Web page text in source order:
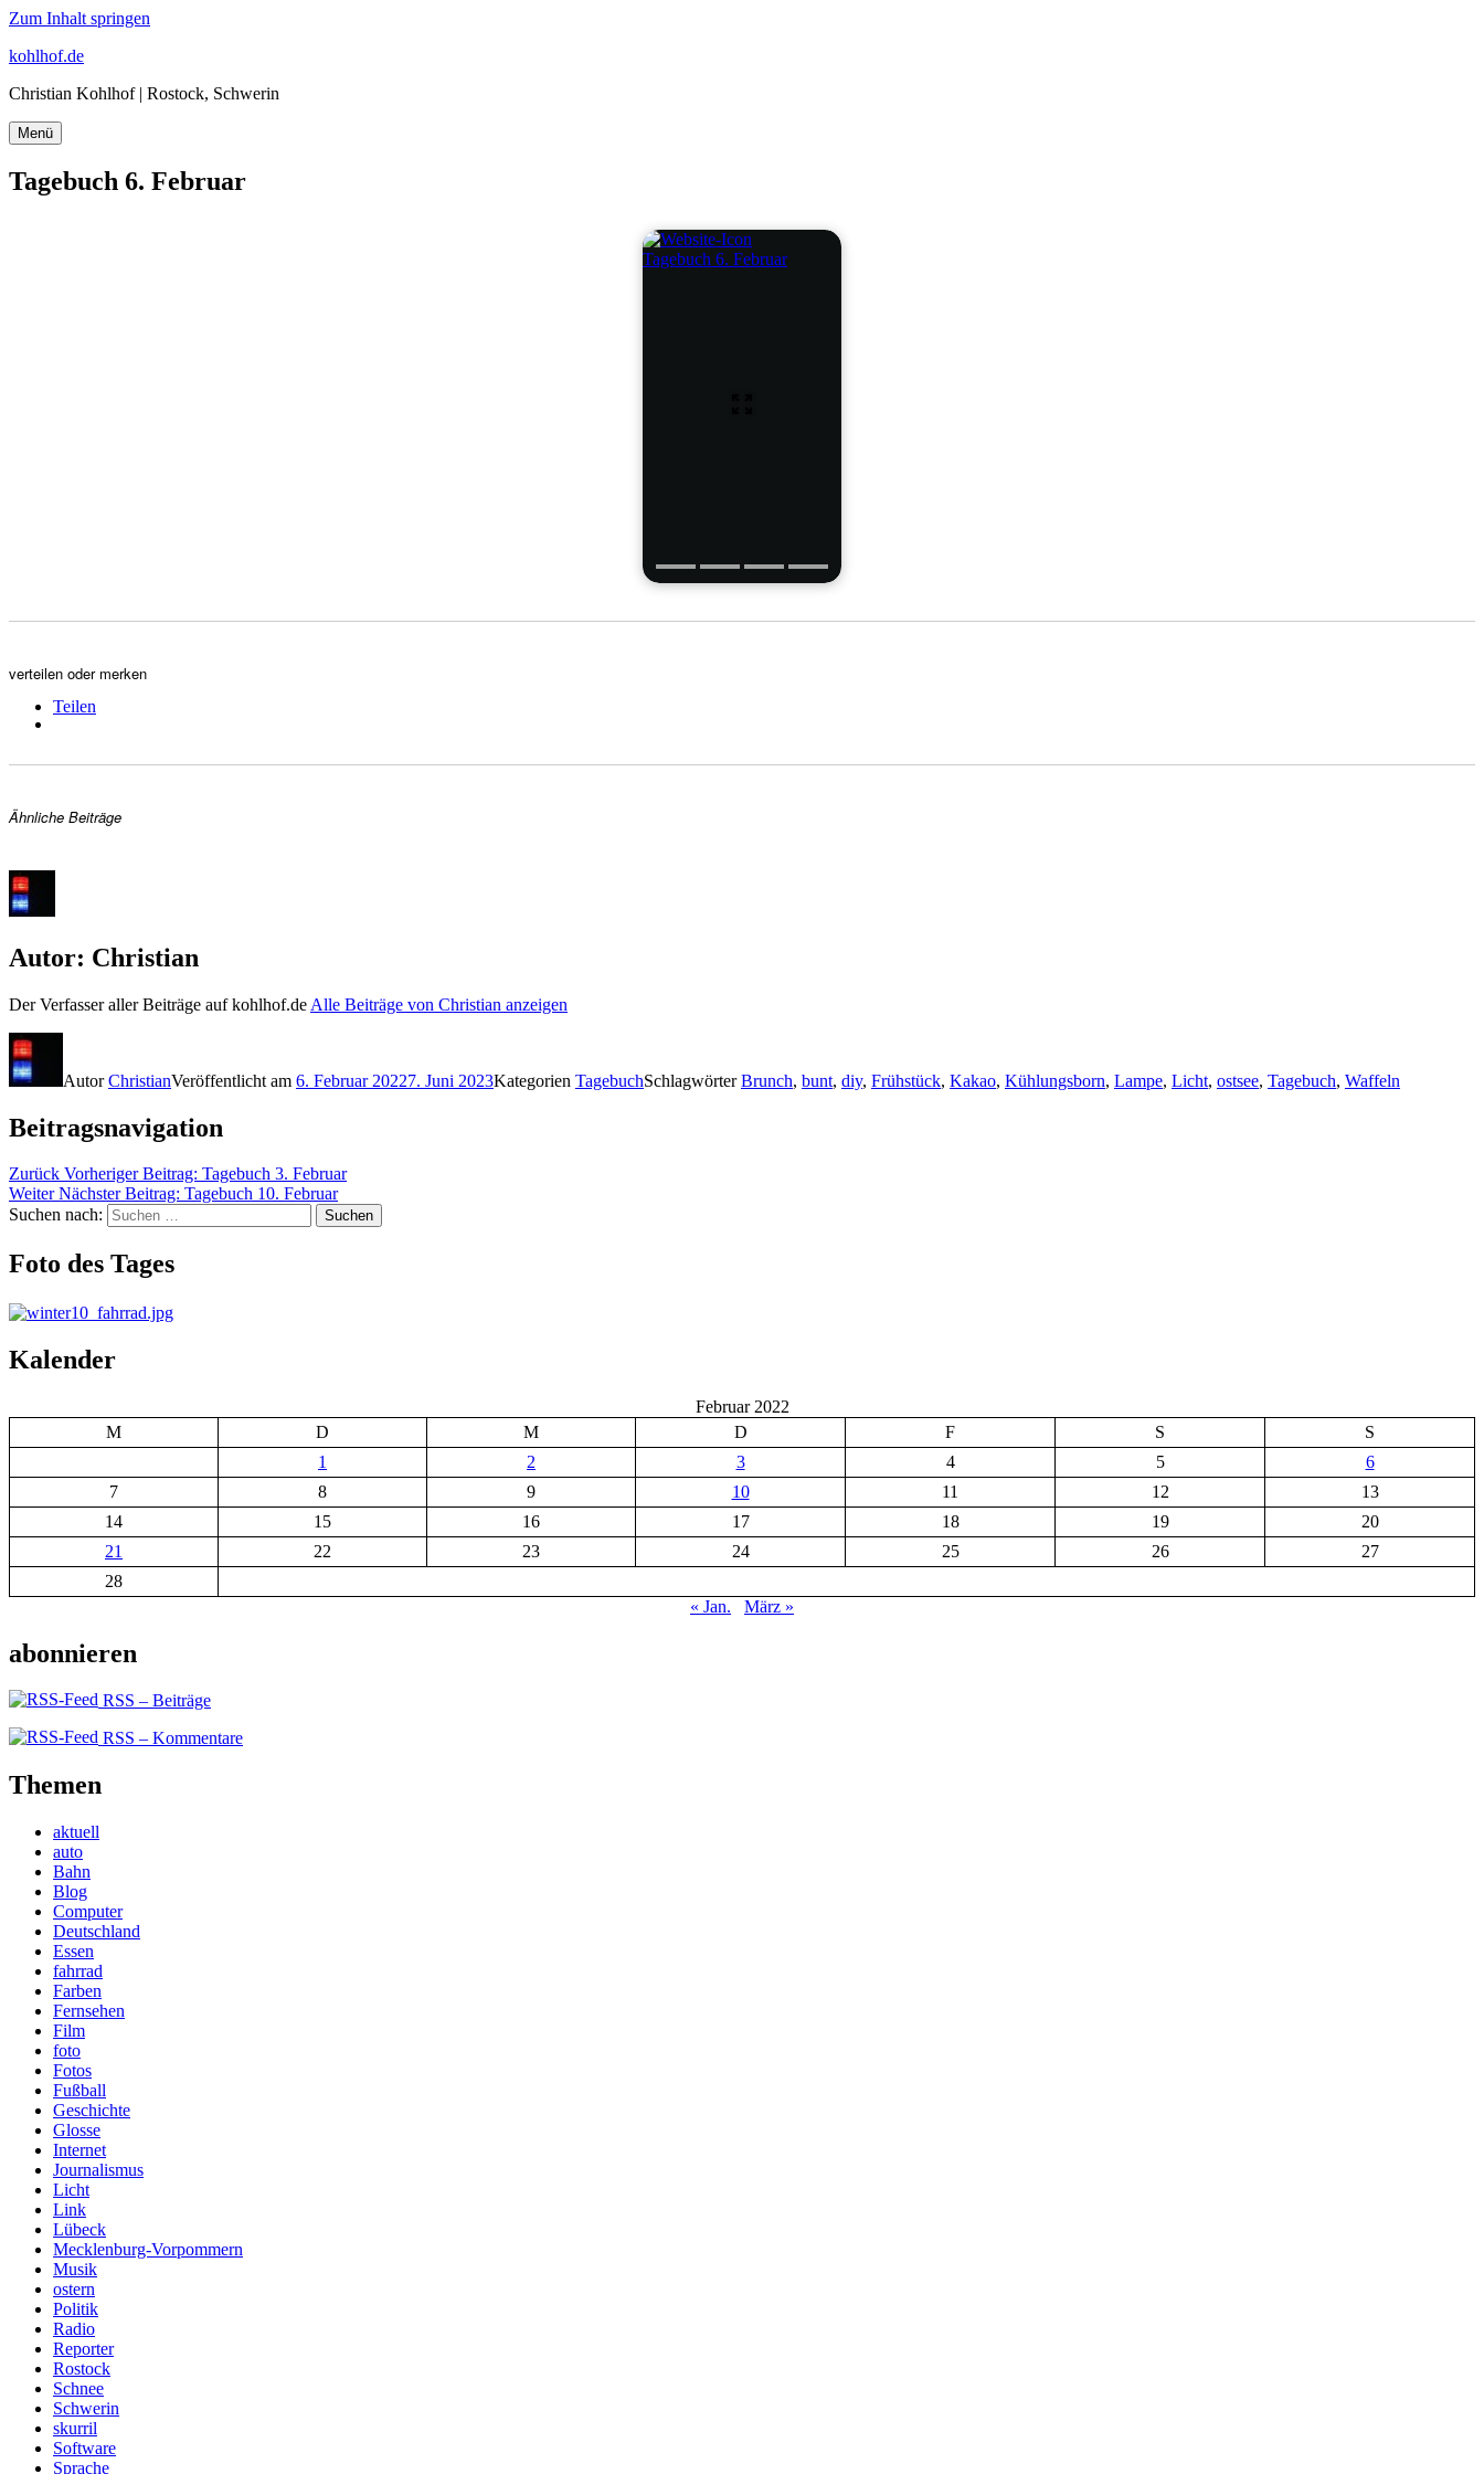
Zum Inhalt springen
kohlhof.de
Christian Kohlhof | Rostock, Schwerin
Menü
Tagebuch 6. Februar
Tagebuch 6. Februar
verteilen oder merken
Teilen
Ähnliche Beiträge
Autor: Christian
Der Verfasser aller Beiträge auf kohlhof.de Alle Beiträge von Christian anzeigen
AutorChristianVeröffentlicht am 6. Februar 20227. Juni 2023Kategorien TagebuchSchlagwörterBrunch, bunt, diy, Frühstück, Kakao, Kühlungsborn, Lampe, Licht, ostsee, Tagebuch, Waffeln
Beitragsnavigation
Zurück Vorheriger Beitrag: Tagebuch 3. Februar
Weiter Nächster Beitrag: Tagebuch 10. Februar
Suchen nach:
Suchen
Foto des Tages
Kalender
Februar 2022
M
D M D F S
S
1
2 3 4 5
6
7
8 9 10 11 12
13
14
15 16 17 18 19
20
21
22 23 24 25 26
27
28
« Jan.
März »
abonnieren
RSS – Beiträge
RSS – Kommentare
Themen
aktuell
auto
Bahn
Blog
Computer
Deutschland
Essen
fahrrad
Farben
Fernsehen
Film
foto
Fotos
Fußball
Geschichte
Glosse
Internet
Journalismus
Licht
Link
Lübeck
Mecklenburg-Vorpommern
Musik
ostern
Politik
Radio
Reporter
Rostock
Schnee
Schwerin
skurril
Software
Sprache